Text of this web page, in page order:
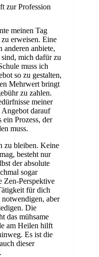
zur Profession
meinen Tag
erweisen. Eine
anderen anbiete,
mich dafür zu
muss ich
so zu gestalten,
Mehrwert bringt
zu zahlen.
meiner
darauf
Prozess, der
muss.
zu bleiben. Keine
besteht nur
der absolute
sogar
Zen-Perspektive
für dich
aber
Die
das mühsame
am Heilen hilft
Es ist die
dieser